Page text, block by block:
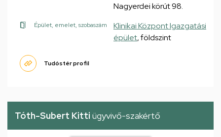
Nagyerdei körút 98.
Épület, emelet, szobaszám
Klinikai Központ Igazgatási
épület, földszint
Tudóstér profil
Tóth-Subert Kitti ügyvivő-szakértő